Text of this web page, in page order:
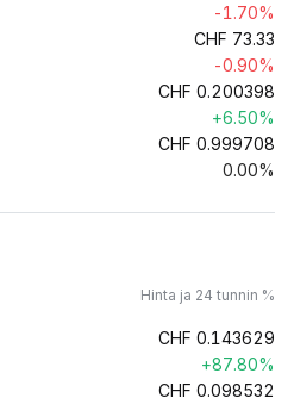
-1.70%
CHF 73.33
-0.90%
CHF 0.200398
+6.50%
CHF 0.999708
0.00%
Hinta ja 24 tunnin %
CHF 0.143629
+87.80%
CHF 0.098532